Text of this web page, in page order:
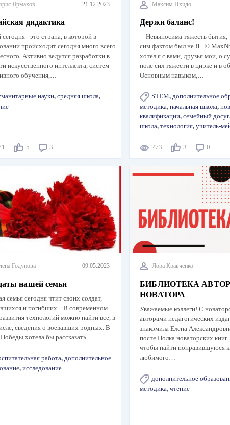
Ярмахов 21.12.2023
дидактика
- это страна, в которой в
происходит сегодня много всего
Активно ведутся разработки в
искусственного интеллекта, систем
обучения,…
науки, средняя школа,
5 3
Максим Пхидо
Держи баланс!
Невыносима тяжесть бытия,
сим фактом был не Я. ©
хотел я с вами, друзья мои, о
поле сил тяжести в цирке и в
Основным навыком,…
STEM,дополнительное
методика,начальная школа,
квалификации,семейный досуг
школа,технология,учитель-
273 3 0
Годунова 09.05.2023
нашей семьи
семья сегодня чтит своих солдат,
и погибших... В современном
технологий можно найти все, в
сведения о воевавших родных. В
хотела бы рассказать…
работа, дополнительное
, исследование
Лора Кравченко
БИБЛИОТЕКА
НОВАТОРА
Уважаемые коллеги! С
авторами педагогических
знакомила Елена
посте Полка новаторских
чтобы найти понравившуюся
любимого…
дополнительное
методика,чтение